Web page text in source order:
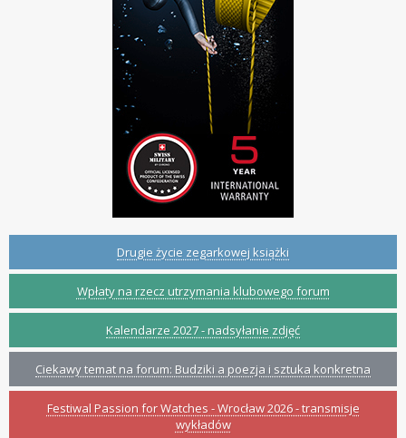
Drugie życie zegarkowej książki
Wpłaty na rzecz utrzymania klubowego forum
Kalendarze 2027 - nadsyłanie zdjęć
Ciekawy temat na forum: Budziki a poezja i sztuka konkretna
Festiwal Passion for Watches - Wrocław 2026 - transmisje
wykładów